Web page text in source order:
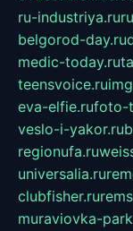
ru-industriya.ru
belgorod-day.ru
medic-today.ru
teensvoice.ru
eva-elfie.rufoto-
veslo-i-yakor.ru
regionufa.ru
universalia.ru
clubfisher.ru
muraviovka-